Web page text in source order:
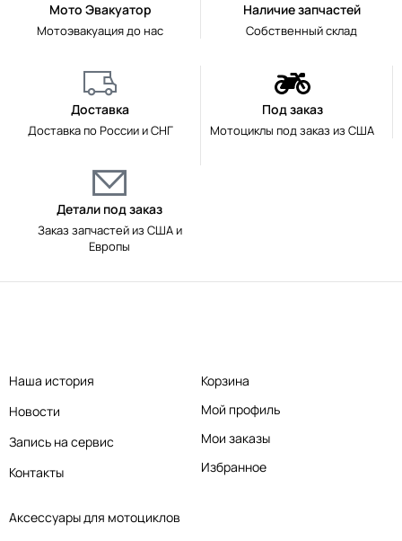
Мото Эвакуатор
Мотоэвакуация до нас
Наличие запчастей
Собственный склад
Доставка
Доставка по России и СНГ
Под заказ
Мотоциклы под заказ из США
Детали под заказ
Заказ запчастей из США и
Европы
Аксессуары для мотоциклов
Наша история
Новости
Запись на сервис
Контакты
Корзина
Мой профиль
Мои заказы
Избранное